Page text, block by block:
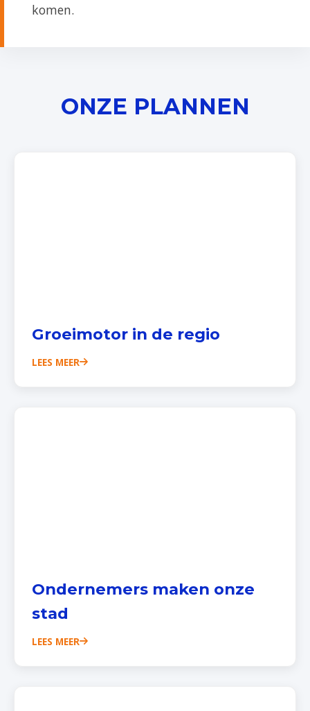
komen.
ONZE PLANNEN
Groeimotor in de regio
LEES MEER
Ondernemers maken onze
stad
LEES MEER